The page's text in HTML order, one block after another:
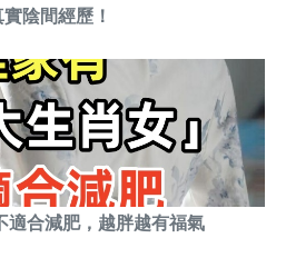
陰間經歷！
適合減肥，越胖越有福氣